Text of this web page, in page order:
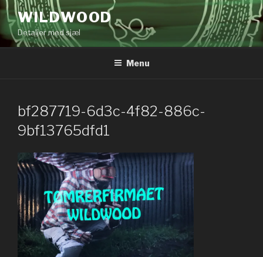
Videre
indhold
WILDWOOD
Detaljer med sjæl
Menu
bf287719-6d3c-4f82-886c-
9bf13765dfd1